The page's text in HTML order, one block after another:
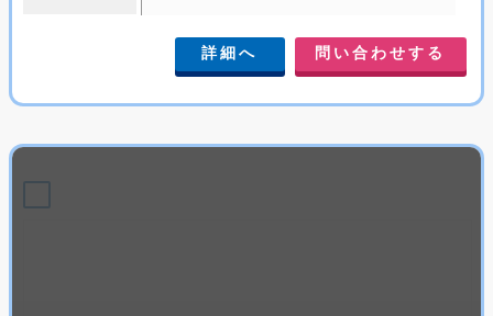
詳細へ 問い合わせする